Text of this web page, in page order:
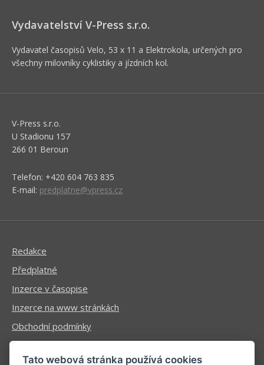
Vydavatelství V-Press s.r.o.
Vydavatel časopisů Velo, 53 x 11 a Elektrokola, určených pro
všechny milovníky cyklistiky a jízdních kol.
V-Press s.r.o.
U Stadionu 157
266 01 Beroun
Telefon: +420 604 763 835
E-mail: predplatne@vpress.cz
Redakce
Předplatné
Inzerce v časopise
Inzerce na www stránkách
Obchodní podmínky
Ochrana osobních údajů
Tato webová stránka používá cookies